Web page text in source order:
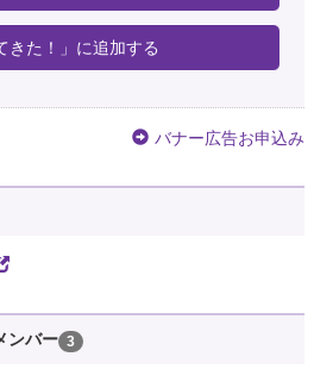
きた！」に追加する
バナー広告お申込み
ンバー 3